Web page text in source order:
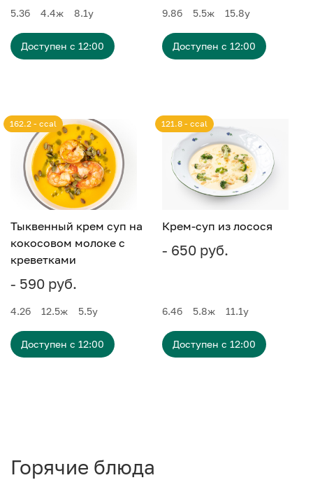
5.3б 4.4ж 8.1у
Доступен с 12:00
9.8б 5.5ж 15.8у
Доступен с 12:00
Тыквенный крем суп на
кокосовом молоке с
креветками
- 590 руб.
162.2 - ccal
4.2б 12.5ж 5.5у
Доступен с 12:00
Крем-суп из лосося
- 650 руб.
121.8 - ccal
6.4б 5.8ж 11.1у
Доступен с 12:00
Горячие блюда